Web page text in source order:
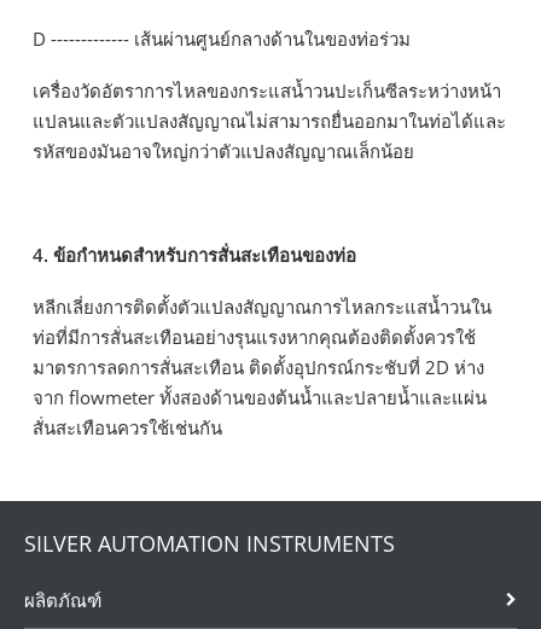
D ------------- เส้นผ่านศูนย์กลางด้านในของท่อร่วม
เครื่องวัดอัตราการไหลของกระแสน้ำวนปะเก็นซีลระหว่างหน้า
แปลนและตัวแปลงสัญญาณไม่สามารถยื่นออกมาในท่อได้และ
รหัสของมันอาจใหญ่กว่าตัวแปลงสัญญาณเล็กน้อย
4. ข้อกำหนดสำหรับการสั่นสะเทือนของท่อ
หลีกเลี่ยงการติดตั้งตัวแปลงสัญญาณการไหลกระแสน้ำวนใน
ท่อที่มีการสั่นสะเทือนอย่างรุนแรงหากคุณต้องติดตั้งควรใช้
มาตรการลดการสั่นสะเทือน ติดตั้งอุปกรณ์กระชับที่ 2D ห่าง
จาก flowmeter ทั้งสองด้านของต้นน้ำและปลายน้ำและแผ่น
สั่นสะเทือนควรใช้เช่นกัน
SILVER AUTOMATION INSTRUMENTS
ผลิตภัณฑ์